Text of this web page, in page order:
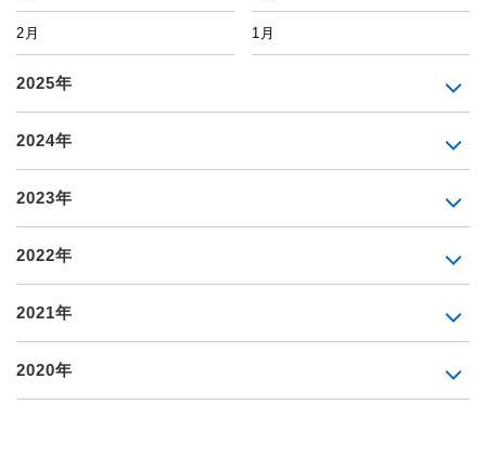
2月 1月
2025年
2024年
2023年
2022年
2021年
2020年